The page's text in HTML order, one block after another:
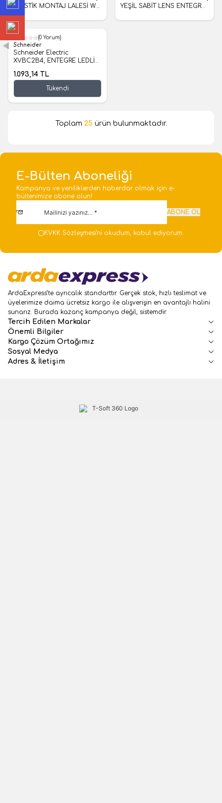
PLASTİK MONTAJ LALESİ W/
100MM BORU
YEŞİL SABİT LENS ENTEGRE
(0 Yorum)
Schneider
Schneider Electric
XVBC2B4, ENTEGRE LEDLİ
1.093,14 TL
Tükendi
Toplam 25 ürün bulunmaktadır.
E-Bülten Aboneliği
Kampanya ve yeniliklerden haberdar olmak için e-
bültenimize abone olun!
ABONE OL
KVKK Sözleşmesi'ni okudum, kabul ediyorum.
ArdaExpress’te ayrıcalık standarttır. Gerçek stok, hızlı teslimat ve
üyelerimize daima ücretsiz kargo ile alışverişin en avantajlı halini
sunarız. Burada kazanç kampanya değil, sistemdir.
Tercih Edilen Markalar
Önemli Bilgiler
Kargo Çözüm Ortağımız
Sosyal Medya
Adres & İletişim